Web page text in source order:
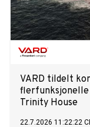
VARD tildelt
Trinity House
22.7.2026 11:22:22